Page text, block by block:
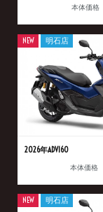
本体価格
2026年ADV160
本体価格
NEW 明石店
NEW 明石店